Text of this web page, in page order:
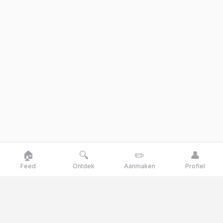
🏠
Feed
🔍
Ontdek
✏️
Aanmaken
👤
Profiel